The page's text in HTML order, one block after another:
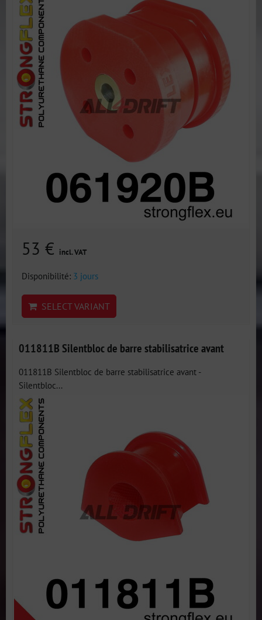
53 € incl. VAT
Disponibilité: 3 jours
SELECT VARIANT
011811B Silentbloc de barre stabilisatrice avant
011811B Silentbloc de barre stabilisatrice avant -
Silentbloc...